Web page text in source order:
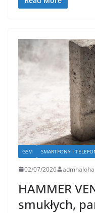
GSM SMARTFONY I
02/07/2026
HAMMER
smukłych,